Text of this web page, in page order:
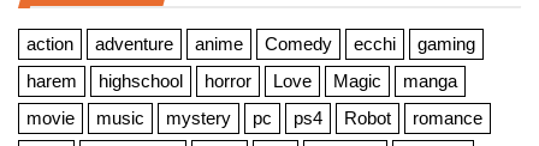
action adventure anime Comedy ecchi
gaming
harem
highschool horror Love Magic
manga
movie
music mystery pc ps4 Robot
romance